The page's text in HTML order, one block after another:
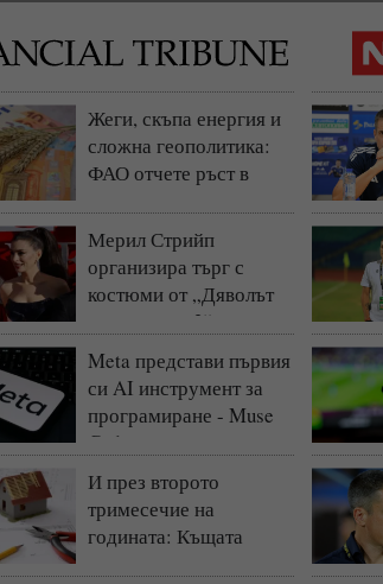
Жеги, скъпа енергия и
сложна геополитика:
ФАО отчете ръст в
храните
Мерил Стрийп
организира търг с
костюми от „Дяволът
носи Прада 2“
Meta представи първия
си AI инструмент за
програмиране - Muse
Code
И през второто
тримесечие на
годината: Къщата